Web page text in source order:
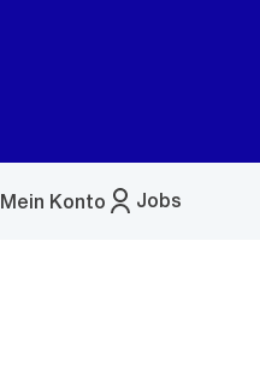
Jobs
Mein Konto
Menü